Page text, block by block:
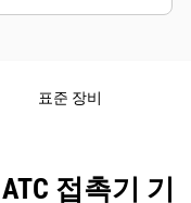
표준 장비
접촉기 기